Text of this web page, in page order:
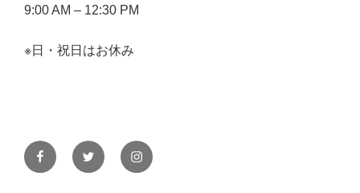
9:00 AM – 12:30 PM
※日・祝日はお休み
FacebookTwitter Instagram